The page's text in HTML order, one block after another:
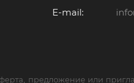
E-mail:
предложение или